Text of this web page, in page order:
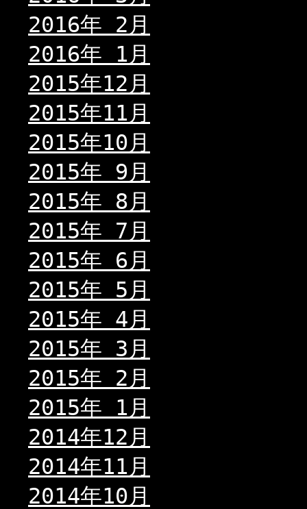
2016年 2月
2016年 1月
2015年12月
2015年11月
2015年10月
2015年 9月
2015年 8月
2015年 7月
2015年 6月
2015年 5月
2015年 4月
2015年 3月
2015年 2月
2015年 1月
2014年12月
2014年11月
2014年10月